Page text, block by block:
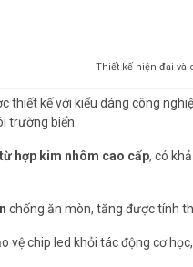
Thiết kế hiện đại và
thiết kế với kiểu dáng công
trường biển.
hợp kim nhôm cao cấp, có
chống ăn mòn, tăng được tính
vệ chip led khỏi tác động cơ